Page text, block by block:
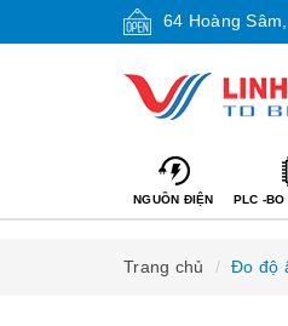
64 Hoàng
NGUỒN ĐIỆN PLC -
Trang chủ Đo độ